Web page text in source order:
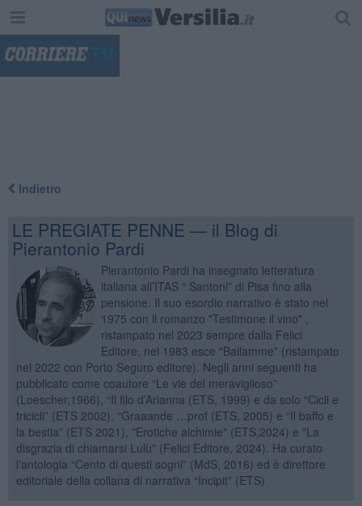
Indietro
LE PREGIATE PENNE — il Blog di
Pierantonio Pardi
Pierantonio Pardi ha insegnato letteratura
italiana all’ITAS “ Santoni” di Pisa fino alla
pensione. Il suo esordio narrativo è stato nel
1975 con il romanzo "Testimone il vino" ,
ristampato nel 2023 sempre dalla Felici
Editore, nel 1983 esce "Bailamme" (ristampato
nel 2022 con Porto Seguro editore). Negli anni seguenti ha
pubblicato come coautore “Le vie del meraviglioso”
(Loescher,1966), “Il filo d’Arianna (ETS, 1999) e da solo “Cicli e
tricicli” (ETS 2002), “Graaande …prof (ETS, 2005) e “Il baffo e
la bestia” (ETS 2021), "Erotiche alchimie" (ETS,2024) e "La
disgrazia di chiamarsi Lulù" (Felici Editore, 2024). Ha curato
l’antologia “Cento di questi sogni” (MdS, 2016) ed è direttore
editoriale della collana di narrativa “Incipit” (ETS)